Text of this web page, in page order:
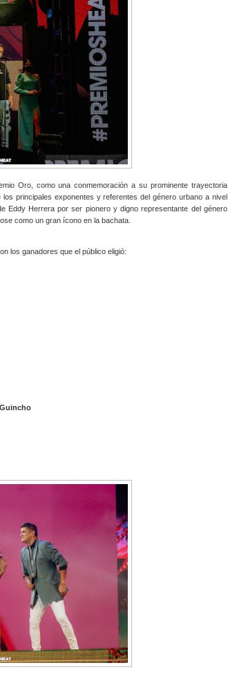
Oro, como una conmemoración a su prominente trayectoria
principales exponentes y referentes del género urbano a nivel
Eddy Herrera por ser pionero y digno representante del género
como un gran ícono en la bachata.
los ganadores que el público eligió: